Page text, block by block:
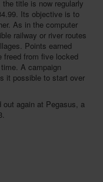
title is now regularly
Its objective is to
As in the computer
railway or river routes
Points earned
freed from five locked
A campaign
it possible to start over
out again at Pegasus, a